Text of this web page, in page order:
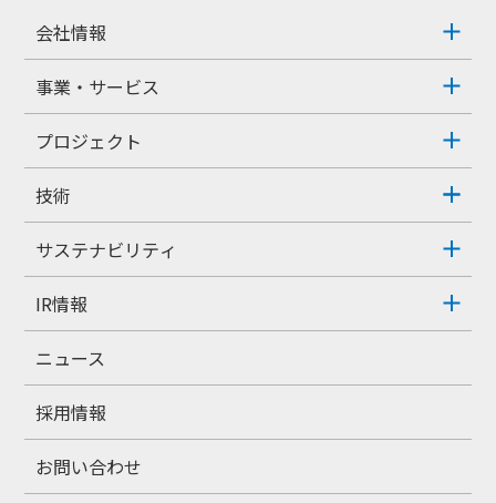
会社情報
事業・サービス
プロジェクト
技術
サステナビリティ
IR情報
ニュース
採用情報
お問い合わせ